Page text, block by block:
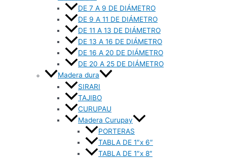
DE 7 A 9 DE DIÁMETRO
DE 9 A 11 DE DIÁMETRO
DE 11 A 13 DE DIÁMETRO
DE 13 A 16 DE DIÁMETRO
DE 16 A 20 DE DIÁMETRO
DE 20 A 25 DE DIÁMETRO
Madera dura
SIRARI
TAJIBO
CURUPAU
Madera Curupay
PORTERAS
TABLA DE 1″x 6″
TABLA DE 1″x 8″